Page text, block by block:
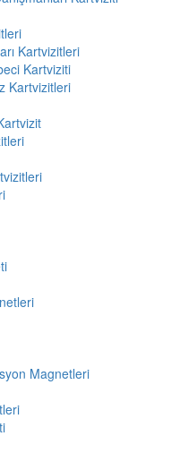
Kartvizitleri
Kartviziti
Kartvizitleri
Magnetleri